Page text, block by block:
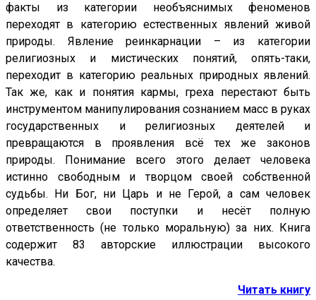
факты из категории необъяснимых феноменов
переходят в категорию естественных явлений живой
природы. Явление реинкарнации – из категории
религиозных и мистических понятий, опять-таки,
переходит в категорию реальных природных явлений.
Так же, как и понятия кармы, греха перестают быть
инструментом манипулирования сознанием масс в руках
государственных и религиозных деятелей и
превращаются в проявления всё тех же законов
природы. Понимание всего этого делает человека
истинно свободным и творцом своей собственной
судьбы. Ни Бог, ни Царь и не Герой, а сам человек
определяет свои поступки и несёт полную
ответственность (не только моральную) за них. Книга
содержит 83 авторские иллюстрации высокого
качества.
Читать книгу